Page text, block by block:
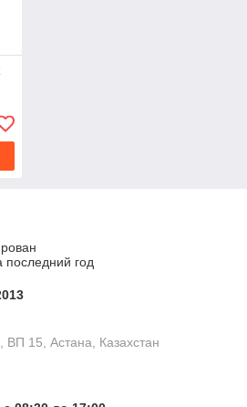
последний год
ВП 15, Астана, Казахстан